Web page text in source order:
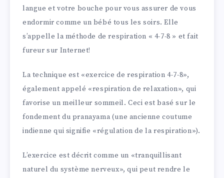
langue et votre bouche pour vous assurer de vous
endormir comme un bébé tous les soirs. Elle
s’appelle la méthode de respiration « 4-7-8 » et fait
fureur sur Internet!
La technique est «exercice de respiration 4-7-8»,
également appelé «respiration de relaxation», qui
favorise un meilleur sommeil. Ceci est basé sur le
fondement du pranayama (une ancienne coutume
indienne qui signifie «régulation de la respiration»).
L’exercice est décrit comme un «tranquillisant
naturel du système nerveux», qui peut rendre le